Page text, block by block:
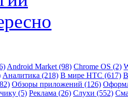
Android Market (98) Chrome OS (2)
Аналитика (218) В мире HTC (617)
Обзоры приложений (126)
(5) Реклама (26) Слухи (552)